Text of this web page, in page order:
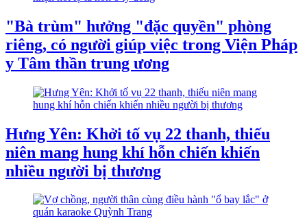
"Bà trùm" hưởng "đặc quyền" phòng
riêng, có người giúp việc trong Viện Pháp
y Tâm thần trung ương
Hưng Yên: Khởi tố vụ 22 thanh, thiếu
niên mang hung khí hỗn chiến khiến
nhiều người bị thương